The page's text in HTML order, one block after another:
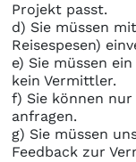
Projekt passt.
d) Sie müssen
Reisespesen)
e) Sie müssen
kein Vermittler.
f) Sie können
anfragen.
g) Sie müssen
Feedback zur